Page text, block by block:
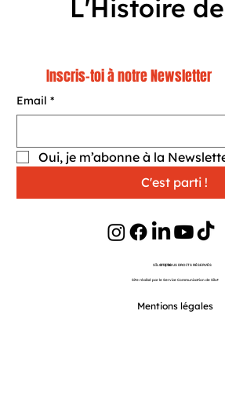
Website Originally Designed by Wix Fix
Site réalisé par le Service Communication de Sîlot
Mentions légales
© 2026
SÎLOT | TOUS DROITS RÉSERVÉS
L'Histoire
Email *
Oui, je m’abonne à la
C'est parti !
Inscris-toi à notre Newsletter